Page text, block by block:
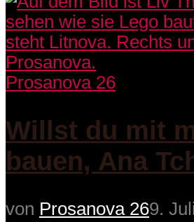
Prosanova 26
Willst du mit
bauen, Ana
von Prosanova 269.